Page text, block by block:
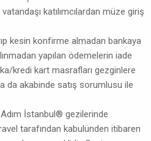
katılımcılardan müze giriş
kesin konfirme almadan bankaya
yapılan ödemelerin iade
kredi kart masrafları gezginlere
da akabinde satış sorumlusu ile
İstanbul® gezilerinde
tarafından kabulünden itibaren